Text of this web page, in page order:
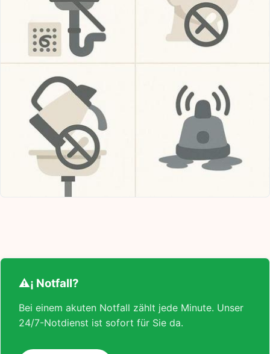
⚠¡ Notfall?
Bei einem akuten Notfall zählt jede Minute. Unser
24/7-Notdienst ist sofort für Sie da.